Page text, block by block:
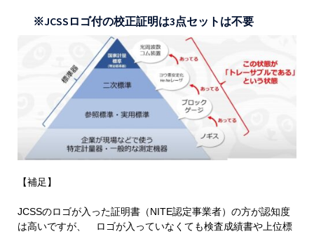
※JCSSロゴ付の校正証明は3点セットは不要
【補足】
JCSSのロゴが入った証明書（NITE認定事業者）の方が認知度
は高いですが、 ロゴが入っていなくても検査成績書や上位標